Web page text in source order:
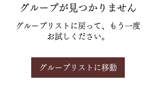
グループが見つかりません
グループリストに戻って、もう一度
お試しください。
グループリストに移動